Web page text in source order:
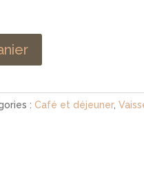
:Café et déjeuner,